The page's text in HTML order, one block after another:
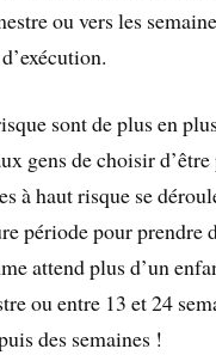
ou vers les
sont de plus en
gens de choisir
à haut risque se
période pour prendre
attend plus d’un
ou entre 13 et 24
des semaines !